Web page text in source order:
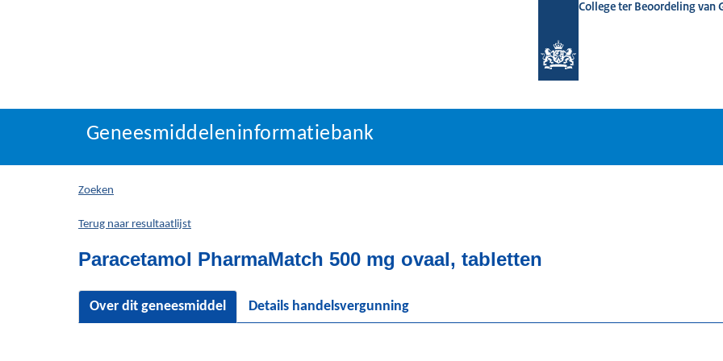
College ter Beoordeling van
Geneesmiddeleninformatiebank
U
hier:
Geneesmiddeleninformatiebank
Zoeken
Terug naar resultaatlijst
Paracetamol PharmaMatch 500 mg ovaal, tabletten
Over dit geneesmiddel Details handelsvergunning